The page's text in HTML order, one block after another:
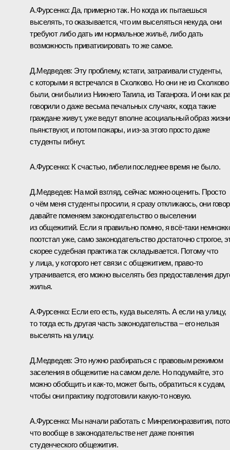
А.Фурсенко:Да, примерно так. Но когда их пытаешься
выселять, то оказывается, что им выселяться некуда, они
требуют либо дать им нормальное жильё, либо дать
возможность приватизировать то же самое.
Д.Медведев: Эту проблему, кстати, затрагивали студенты,
с которыми я встречался в Сколково. Но они не из Сколково
были, они были из Нижнего Тагила, из Таганрога. И они как
говорили о даже весьма печальных случаях, когда такие
граждане живут, уже ведут вполне асоциальный образ
пьянствуют, и потом пожары, и из‑за этого просто даже
студенты гибнут.
А.Фурсенко: К счастью, гибели последнее время не было.
Д.Медведев: На мой взгляд, сейчас можно оценить. Просто
о чём меня студенты просили, я сразу откликаюсь, они
давайте поменяем законодательство о выселении
из общежитий. Если я правильно помню, я всё‑таки
поотстал уже, само законодательство достаточно строгое,
скорее судебная практика так складывается. Потому что
у лица, у которого нет связи с общежитием, право‑то
утрачивается, его можно выселять без предоставления
жилья.
А.Фурсенко: Если его есть, куда выселять. А если на улицу,
то тогда есть другая часть законодательства – его нельзя
выселять на улицу.
Д.Медведев: Это нужно разбираться с правовым режимом
заселения в общежитие на самом деле. Но подумайте, это
можно обобщить и как‑то, может быть, обратиться к судам,
чтобы они практику подготовили какую‑то новую.
А.Фурсенко: Мы начали работать с Минрегионразвития,
что вообще в законодательстве нет даже понятия
студенческого общежития.